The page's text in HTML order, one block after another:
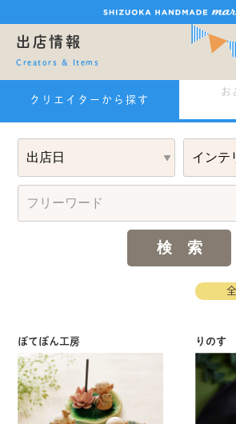
出店情報
Creators & Items
クリエイターから探す
お
ぽてぼん工房 りのす